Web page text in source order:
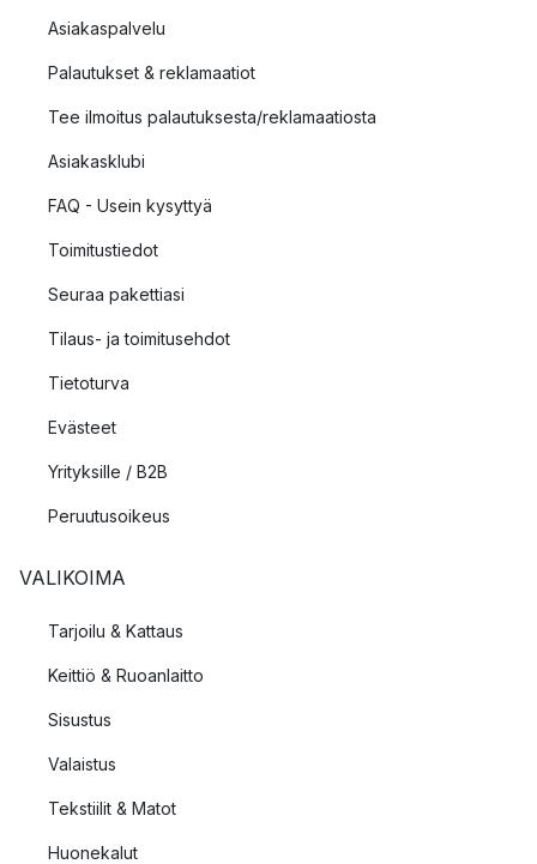
Asiakaspalvelu
Palautukset & reklamaatiot
Tee ilmoitus palautuksesta/reklamaatiosta
Asiakasklubi
FAQ - Usein kysyttyä
Toimitustiedot
Seuraa pakettiasi
Tilaus- ja toimitusehdot
Tietoturva
Evästeet
Yrityksille / B2B
Peruutusoikeus
VALIKOIMA
Tarjoilu & Kattaus
Keittiö & Ruoanlaitto
Sisustus
Valaistus
Tekstiilit & Matot
Huonekalut